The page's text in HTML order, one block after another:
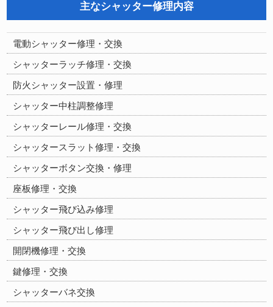
主なシャッター修理内容
電動シャッター修理・交換
シャッターラッチ修理・交換
防火シャッター設置・修理
シャッター中柱調整修理
シャッターレール修理・交換
シャッタースラット修理・交換
シャッターボタン交換・修理
座板修理・交換
シャッター飛び込み修理
シャッター飛び出し修理
開閉機修理・交換
鍵修理・交換
シャッターバネ交換